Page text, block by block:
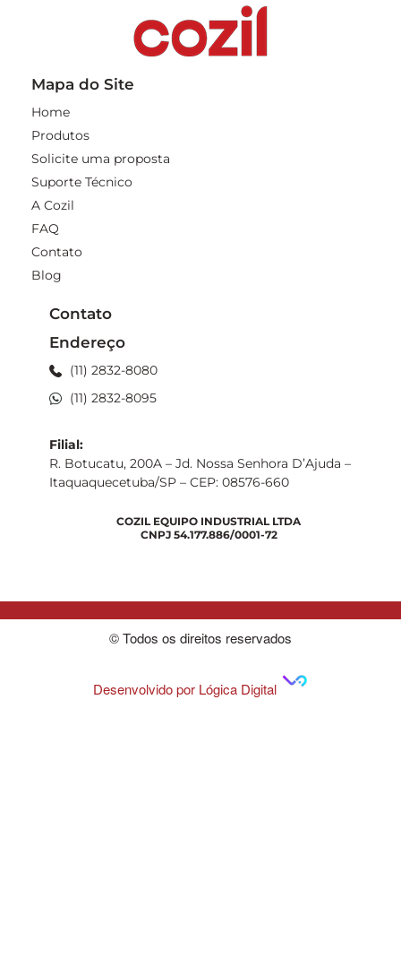
Mapa do Site
Home
Produtos
Solicite uma proposta
Suporte Técnico
A Cozil
FAQ
Contato
Blog
Contato
Endereço
(11) 2832-8080
(11) 2832-8095
Filial:
R. Botucatu, 200A – Jd. Nossa Senhora D’Ajuda –
Itaquaquecetuba/SP – CEP: 08576-660
COZIL EQUIPO INDUSTRIAL LTDA
CNPJ 54.177.886/0001-72
© Todos os direitos reservados
Desenvolvido por Lógica Digital